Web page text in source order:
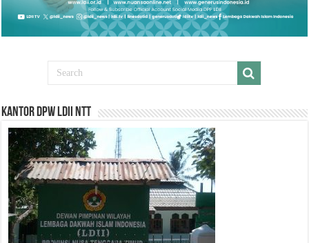
Kantor DPW LDII NTT